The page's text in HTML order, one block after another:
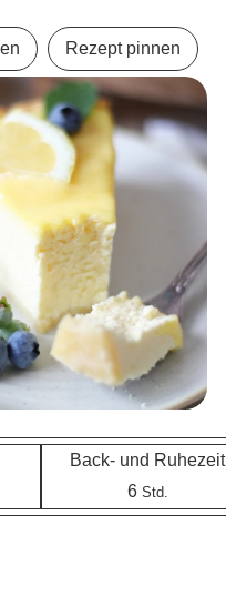
Rezept pinnen
Back- und Ruhezeit
6 Std.